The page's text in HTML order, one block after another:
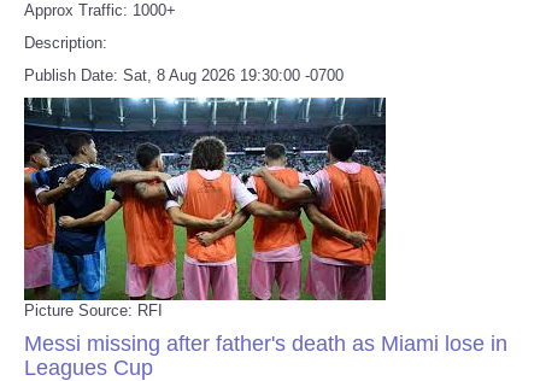
Approx Traffic: 1000+
Description:
Publish Date: Sat, 8 Aug 2026 19:30:00 -0700
Picture Source: RFI
Messi missing after father's death as Miami lose in
Leagues Cup